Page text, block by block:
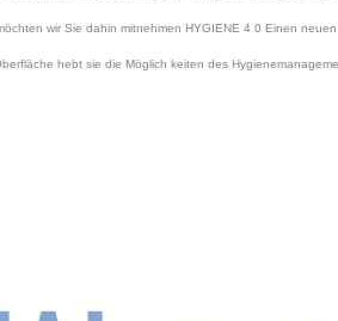
wir Sie dahin mitnehmen HYGIENE 4 0 Einen
hebt sie die Möglich keiten des